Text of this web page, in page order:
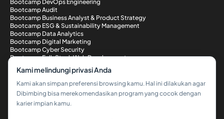
Bootcamp DevOps Engineering
Bootcamp Audit
Bootcamp Business Analyst & Product Strategy
Bootcamp ESG & Sustainability Management
Bootcamp Data Analytics
Bootcamp Digital Marketing
Bootcamp Cyber Security
Bootcamp Full-Stack Web Development
Metode Pembayaran
Kami melindungi privasi Anda
Kami akan simpan preferensi browsing kamu. Hal ini dilakukan agar
Dibimbing bisa merekomendasikan program yang cocok dengan
karier impian kamu.